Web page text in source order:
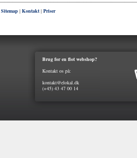
Sitemap | Kontakt | Priser
Brug for en flot webshop?
Kontakt os på:
kontakt@elokal.dk
(+45) 43 47 00 14